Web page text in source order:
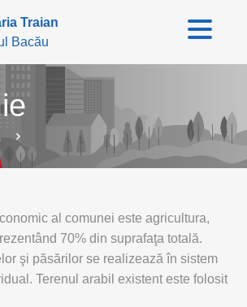
Traian
Bacău
al comunei este agricultura,
70% din suprafaţa totală.
şi păsărilor se realizează în sistem
Terenul arabil existent este folosit